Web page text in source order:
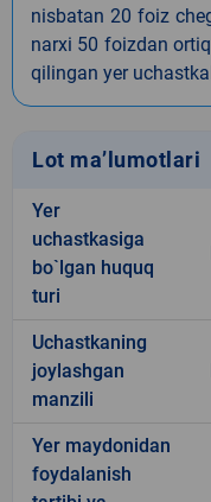
nisbatan 20 foiz
narxi 50 foizdan
qilingan yer
Lot ma’lumotlari
Yer
uchastkasiga
bo`lgan huquq
turi
Uchastkaning
joylashgan
manzili
Yer maydonidan
foydalanish